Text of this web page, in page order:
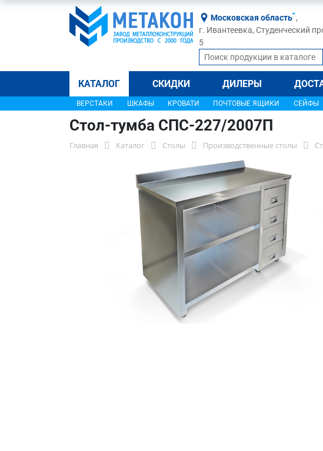
Московская область ,
г. Ивантеевка, Студенческий
5
КАТАЛОГ СКИДКИ ДИЛЕРЫ
ВЕРСТАКИ ШКАФЫ КРОВАТИ ПОЧТОВЫЕ ЯЩИКИ СЕЙФЫ
Стол-тумба СПС-227/2007П
Главная Каталог Столы Производственные столы